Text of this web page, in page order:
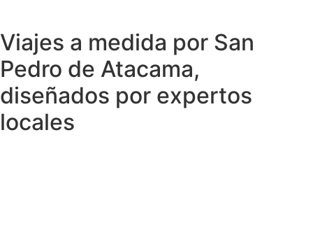
Viajes a medida por San
Pedro de Atacama,
diseñados por expertos
locales